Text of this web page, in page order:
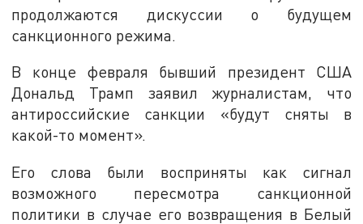
продолжаются дискуссии о будущем
санкционного режима.
В конце февраля бывший президент США
Дональд Трамп заявил журналистам, что
антироссийские санкции «будут сняты в
какой-то момент».
Его слова были восприняты как сигнал
возможного пересмотра санкционной
политики в случае его возвращения в Белый